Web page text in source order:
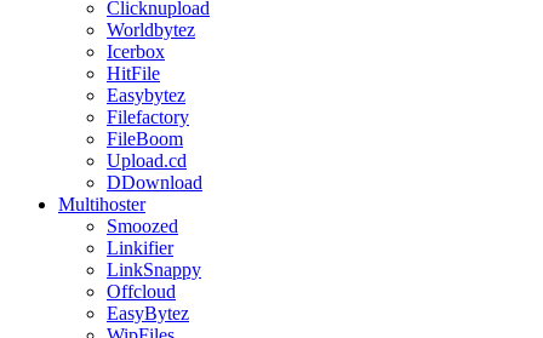
Clicknupload
Worldbytez
Icerbox
HitFile
Easybytez
Filefactory
FileBoom
Upload.cd
DDownload
Multihoster
Smoozed
Linkifier
LinkSnappy
Offcloud
EasyBytez